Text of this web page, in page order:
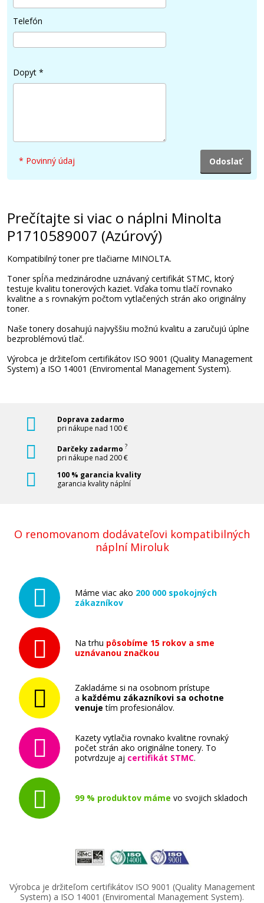
Telefón
Dopyt *
* Povinný údaj
Prečítajte si viac o náplni Minolta
P1710589007 (Azúrový)
Kompatibilný toner pre tlačiarne MINOLTA.
Toner spĺňa medzinárodne uznávaný certifikát STMC, ktorý
testuje kvalitu tonerových kaziet. Vďaka tomu tlačí rovnako
kvalitne a s rovnakým počtom vytlačených strán ako originálny
toner.
Naše tonery dosahujú najvyššiu možnú kvalitu a zaručujú úplne
bezproblémovú tlač.
Výrobca je držiteľom certifikátov ISO 9001 (Quality Management
System) a ISO 14001 (Enviromental Management System).
Doprava zadarmo
pri nákupe nad 100 €
Darčeky zadarmo ?
pri nákupe nad 200 €
100 % garancia kvality
garancia kvality náplní
O renomovanom dodávateľovi kompatibilných
náplní Miroluk
Máme viac ako 200 000 spokojných
zákazníkov
Na trhu pôsobíme 15 rokov a sme
uznávanou značkou
Zakladáme si na osobnom prístupe
a každému zákazníkovi sa ochotne
venuje tím profesionálov.
Kazety vytlačia rovnako kvalitne rovnaký
počet strán ako originálne tonery. To
potvrdzuje aj certifikát STMC.
99 % produktov máme vo svojich skladoch
Výrobca je držiteľom certifikátov ISO 9001 (Quality Management
System) a ISO 14001 (Enviromental Management System).